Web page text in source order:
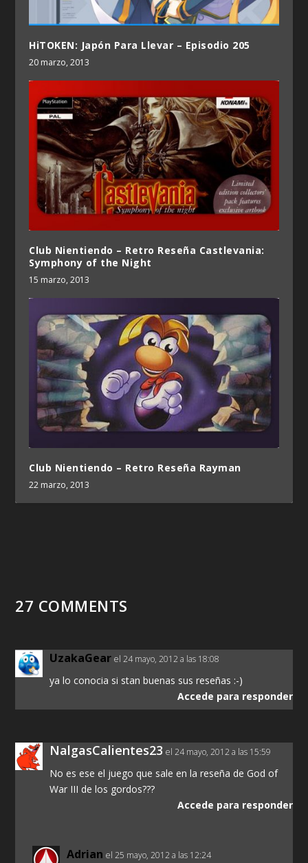
HiTOKEN: Japón Para Llevar – Episodio 205
20 marzo, 2013
Club Nientiendo – Retro Reseña Castlevania:
Symphony of the Night
15 marzo, 2013
Club Nientiendo – Retro Reseña Rayman
22 marzo, 2013
27 COMMENTS
UzakaGear el 24 mayo, 2012 a las 18:08
ya lo conocia si stan buenas sus reseñas :-)
Accede para responder
NalgasCalientes23 el 24 mayo, 2012 a las 15:59
No es ese el juego que sale en la reseña de God of
War III de los gordos???
Accede para responder
Adrian el 25 mayo, 2012 a las 12:24